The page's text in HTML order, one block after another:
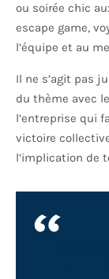
ou soirée chic
escape game,
l’équipe et au
Il ne s’agit pas
du thème avec
l’entreprise qui
victoire
l’implication de